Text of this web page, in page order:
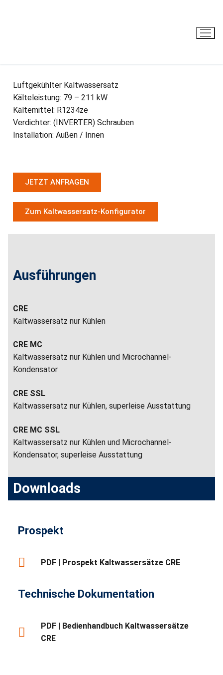
Luftgekühlter Kaltwassersatz
Kälteleistung: 79 – 211 kW
Kältemittel: R1234ze
Verdichter: (INVERTER) Schrauben
Installation: Außen / Innen
JETZT ANFRAGEN
Zum Kaltwassersatz-Konfigurator
Ausführungen
CRE
Kaltwassersatz nur Kühlen
CRE MC
Kaltwassersatz nur Kühlen und Microchannel-
Kondensator
CRE SSL
Kaltwassersatz nur Kühlen, superleise Ausstattung
CRE MC SSL
Kaltwassersatz nur Kühlen und Microchannel-
Kondensator, superleise Ausstattung
Downloads
Prospekt
PDF | Prospekt Kaltwassersätze CRE
Technische Dokumentation
PDF | Bedienhandbuch Kaltwassersätze
CRE